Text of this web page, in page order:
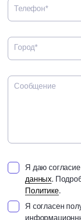
Телефон*
Город*
Сообщение
Я даю
данных.
Политике.
Я согласен